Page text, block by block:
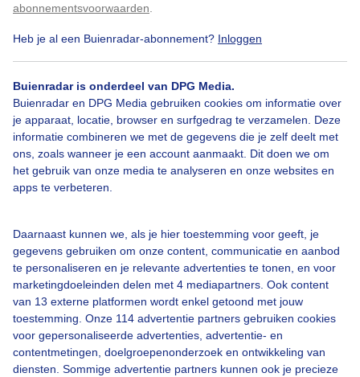
abonnementsvoorwaarden
Heb je al een Buienradar-abonnement? Inloggen
Buienradar is onderdeel van DPG Media.
Buienradar en DPG Media gebruiken cookies om informatie over
je apparaat, locatie, browser en surfgedrag te verzamelen. Deze
informatie combineren we met de gegevens die je zelf deelt met
ons, zoals wanneer je een account aanmaakt. Dit doen we om
het gebruik van onze media te analyseren en onze websites en
apps te verbeteren.
Daarnaast kunnen we, als je hier toestemming voor geeft, je
gegevens gebruiken om onze content, communicatie en aanbod
te personaliseren en je relevante advertenties te tonen, en voor
marketingdoeleinden delen met 4 mediapartners. Ook content
van 13 externe platformen wordt enkel getoond met jouw
toestemming. Onze 114 advertentie partners gebruiken cookies
voor gepersonaliseerde advertenties, advertentie- en
contentmetingen, doelgroepenonderzoek en ontwikkeling van
diensten. Sommige advertentie partners kunnen ook je precieze
Bekijk slideshow
Over Buienradar
Bedrijfsgegevens